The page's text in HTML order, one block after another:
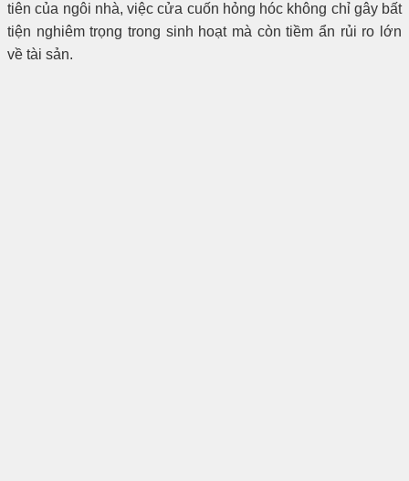
tiên của ngôi nhà, việc cửa cuốn hỏng hóc không chỉ gây bất
tiện nghiêm trọng trong sinh hoạt mà còn tiềm ẩn rủi ro lớn
về tài sản.